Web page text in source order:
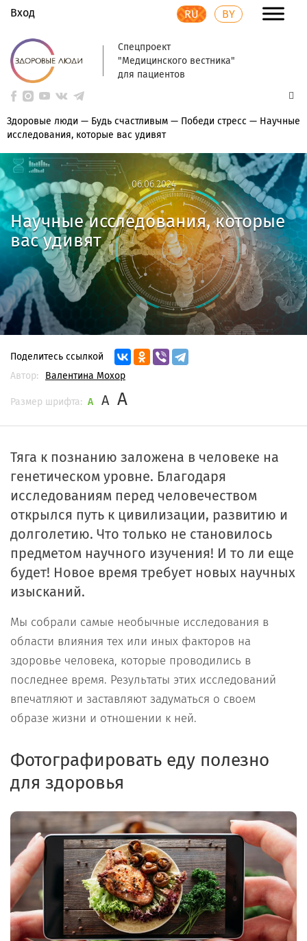
Вход RU BY
Спецпроект
"Медицинского вестника"
для пациентов
Здоровые люди — Будь счастливым — Победи стресс — Научные
исследования, которые вас удивят
06.06.2024
06.06.2024
Научные исследования, которые
вас удивят
Поделитесь ссылкой
Автор:
Валентина Мохор
Размер шрифта: A A A
Тяга к познанию заложена в человеке на
генетическом уровне. Благодаря
исследованиям перед человечеством
открылся путь к цивилизации, развитию и
долголетию. Что только не становилось
предметом научного изучения! И то ли еще
будет! Новое время требует новых научных
изысканий.
Мы собрали самые необычные исследования в
области влияния тех или иных факторов на
здоровье человека, которые проводились в
последнее время. Результаты этих исследований
впечатляют и заставляют задуматься о своем
образе жизни и отношении к ней.
Фотографировать еду полезно
для здоровья